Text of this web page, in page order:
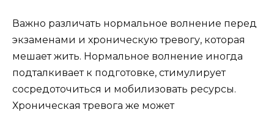
Важно различать нормальное волнение перед
экзаменами и хроническую тревогу, которая
мешает жить. Нормальное волнение иногда
подталкивает к подготовке, стимулирует
сосредоточиться и мобилизовать ресурсы.
Хроническая тревога же может